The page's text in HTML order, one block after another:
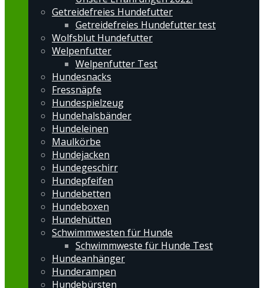
Getreidefreies Hundefutter
Getreidefreies Hundefutter test
Wolfsblut Hundefutter
Welpenfutter
Welpenfutter Test
Hundesnacks
Fressnäpfe
Hundespielzeug
Hundehalsbänder
Hundeleinen
Maulkörbe
Hundejacken
Hundegeschirr
Hundepfeifen
Hundebetten
Hundeboxen
Hundehütten
Schwimmwesten für Hunde
Schwimmweste für Hunde Test
Hundeanhänger
Hunderampen
Hundebürsten